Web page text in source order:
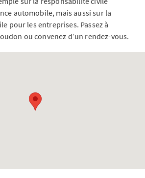
automobile, mais aussi sur la
pour les entreprises. Passez à
ou convenez d’un rendez-vous.